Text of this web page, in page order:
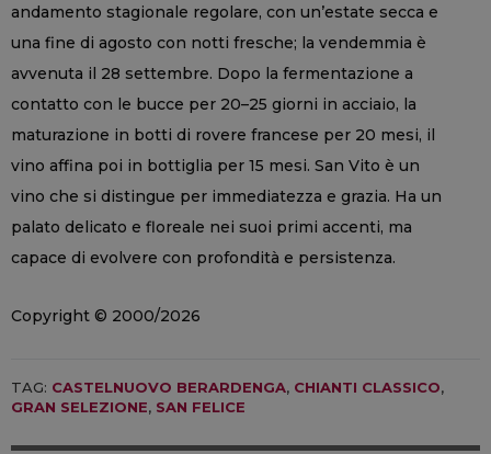
andamento stagionale regolare, con un’estate secca e
una fine di agosto con notti fresche; la vendemmia è
avvenuta il 28 settembre. Dopo la fermentazione a
contatto con le bucce per 20–25 giorni in acciaio, la
maturazione in botti di rovere francese per 20 mesi, il
vino affina poi in bottiglia per 15 mesi. San Vito è un
vino che si distingue per immediatezza e grazia. Ha un
palato delicato e floreale nei suoi primi accenti, ma
capace di evolvere con profondità e persistenza.
Copyright © 2000/2026
TAG: CASTELNUOVO BERARDENGA, CHIANTI CLASSICO,
GRAN SELEZIONE, SAN FELICE